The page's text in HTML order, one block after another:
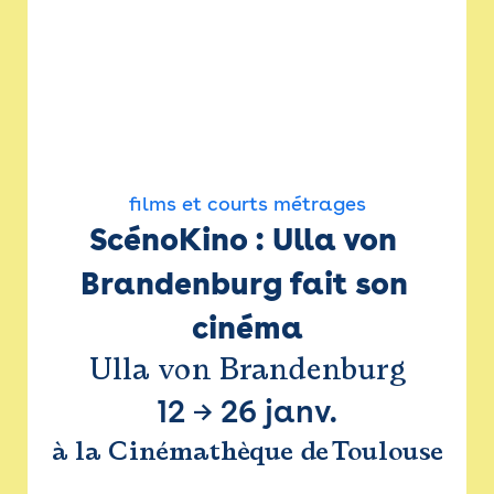
films et courts métrages
ScénoKino : Ulla von
Brandenburg fait son
cinéma
Ulla von Brandenburg
12 → 26 janv.
à la Cinémathèque de Toulouse